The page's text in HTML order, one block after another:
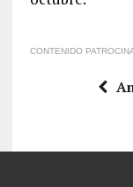
CONTENIDO